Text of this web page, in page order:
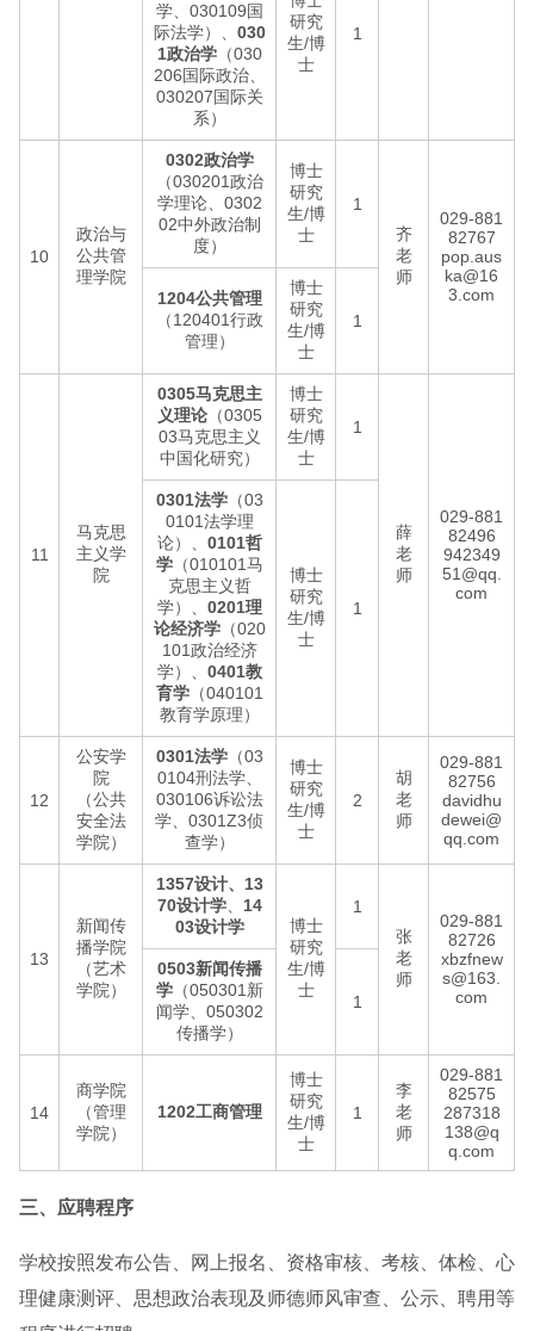
学、030109国
际法学）、 030
1政治学（030
206国际政治、
030207国际关
系）
研究
生/博
士
1
10
政治与
公共管
理学院
0302政治学
（030201政治
学理论、0302
02中外政治制
度）
博士
研究
生/博
士
1
齐
老
师
029-881
82767
pop.aus
ka@16
3.com
1204公共管理
（120401行政
管理）
博士
研究
生/博
士
1
11
马克思
主义学
院
0305马克思主
义理论（0305
03马克思主义
中国化研究）
博士
研究
生/博
士
1
薛
老
师
029-881
82496
942349
51@qq.
com
0301法学（03
0101法学理
论）、 0101哲
学（010101马
克思主义哲
学）、 0201理
论经济学（020
101政治经济
学）、 0401教
育学（040101
教育学原理）
博士
研究
生/博
士
1
12
公安学
院
（公共
安全法
学院）
0301法学（03
0104刑法学、
030106诉讼法
学、0301Z3侦
查学）
博士
研究
生/博
士
2
胡
老
师
029-881
82756
davidhu
dewei@
qq.com
13
新闻传
播学院
（艺术
学院）
1357设计、13
70设计学、 14
03设计学
博士
研究
生/博
士
1
张
老
师
029-881
82726
xbzfnew
s@163.
com
0503新闻传播
学（050301‌新
闻学、‌050302
传播学）
1
14
商学院
（管理
学院）
1202工商管理
博士
研究
生/博
士
1
李
老
师
029-881
82575
287318
138@q
q.com
三、应聘程序
学校按照发布公告、网上报名、资格审核、考核、体检、心
理健康测评、思想政治表现及师德师风审查、公示、聘用等